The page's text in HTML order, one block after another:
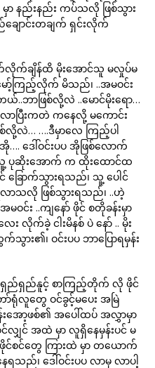
ာ နည်းနည်း ကပ်သလို ဖြစ်သွား
ျောင်းတချက် ရှင်းလိုက်
က်ချိန်ထိ မိုးအောင်သူ မလှုပ်မ
ာ့်ကြည့်လိုက် မိသည်၊ ..အမဝင်း
ယ်..ဘာဖြစ်လို့လဲ ..မောင်မိုးရော…
ာပြီးကတဲ ကနေလို့ မကောင်း
လို့လဲ… ….ဒီမှာလေ ကြည့်ပါ
ဒေါ်ဝင်းပပ အိုဖြစ်လောက်
သူ့ ပုဆိုးအောက် က ထိုးထောင်ထ
ခြောက်သွားရသည်၊ သူ့ ပေါင်
သလို ဖြစ်သွားရသည်၊ ..ဟဲ့
ဝင်း ..ကျနော် ဖိုင် စတိုခန်းမှာ
း လိုက်ခဲ့ ငါးမိနစ် ပဲ နော် .. မိုး
း၏၊ ဝင်းပပ ဘာပြောရမှန်း
ရှည်ရှည်နူင့် စာကြည့်တိုက် လို ဖိုင်
လူတွေ ဝင်ခွင့်မပေး အမြဲ
ော့ဖစ်၏ အပေါ်ထပ် အလွှာမှာ
ျှင် အထဲ မှာ လူရှိနေမှန်းပင် မ
စင်တွေ ကြားထဲ မှာ တယောက်
ည်၊ ဒေါ်ဝင်းပပ လာမှ လာပါ့